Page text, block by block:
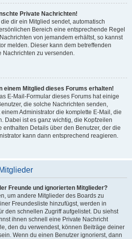
Private Nachrichten!
dir ein Mitglied sendet, automatisch
Bereich eine entsprechende Regel
von jemandem erhältst, so kannst
melden. Dieser kann dem betreffenden
Nachrichten zu versenden.
einem Mitglied dieses Forums erhalten!
E-Mail-Formular dieses Forums hat einige
die solche Nachrichten senden,
Administrator die komplette E-Mail, die
Dabei ist es ganz wichtig, die Kopfzeilen
enthalten Details über den Benutzer, der die
kann dann entsprechend reagieren.
Freunde und ignorierten Mitglieder?
um andere Mitglieder des Boards zu
Freundesliste hinzufügst, werden in
den schnellen Zugriff aufgelistet. Du siehst
ihnen schnell eine Private Nachricht
den du verwendest, können Beiträge deiner
Wenn du einen Benutzer ignorierst, dann